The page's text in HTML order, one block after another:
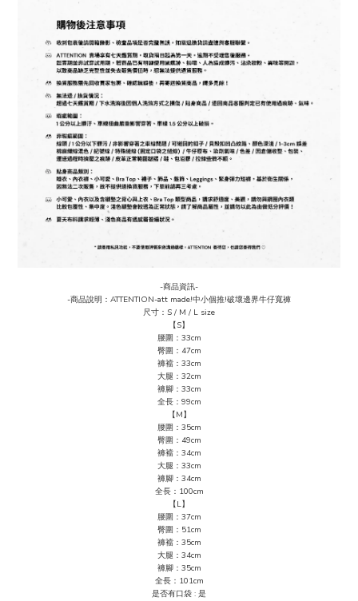
-商品資訊-
-商品說明：ATTENTION-att made!中小個推!破壞邊界牛仔寬褲
尺寸：S / M / L size
【S】
腰圍：33cm
臀圍：47cm
褲襠：33cm
大腿：32cm
褲腳：33cm
全長：99cm
【M】
腰圍：35cm
臀圍：49cm
褲襠：34cm
大腿：33cm
褲腳：34cm
全長：100cm
【L】
腰圍：37cm
臀圍：51cm
褲襠：35cm
大腿：34cm
褲腳：35cm
全長：101cm
是否有口袋 : 是